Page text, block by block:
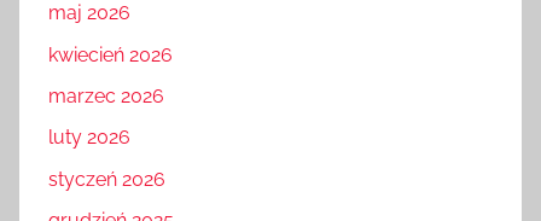
maj 2026
kwiecień 2026
marzec 2026
luty 2026
styczeń 2026